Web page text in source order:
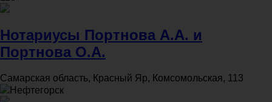
Нотариусы Портнова А.А. и
Портнова О.А.
Самарская область, Красный Яр, Комсомольская, 113
Нефтегорск